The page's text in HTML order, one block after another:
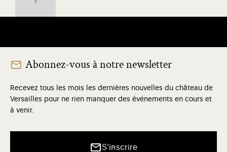
Abonnez-vous à notre newsletter
Recevez tous les mois les dernières nouvelles du château de
Versailles pour ne rien manquer des événements en cours et
à venir.
S’inscrire